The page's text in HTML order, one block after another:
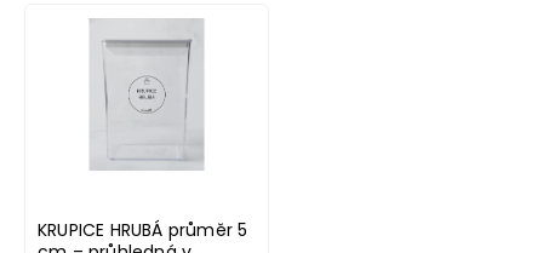
KRUPICE HRUBÁ průměr 5